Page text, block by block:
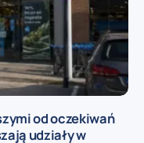
od oczekiwań
udziały w